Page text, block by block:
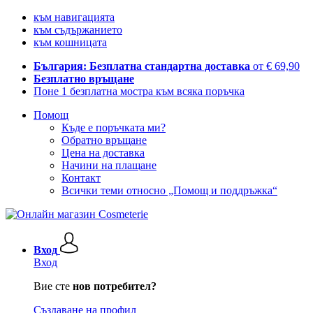
към навигацията
към съдържанието
към кошницата
България: Безплатна стандартна доставка от € 69,90
Безплатно връщане
Поне 1 безплатна мостра към всяка поръчка
Помощ
Къде е поръчката ми?
Обратно връщане
Цена на доставка
Начини на плащане
Контакт
Всички теми относно „Помощ и поддръжка“
Вход
Вход
Вие сте нов потребител?
Създаване на профил